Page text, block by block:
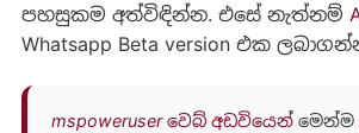
පහසුකම අත්විඳින්න. එස‍ේ නැත්නම්
Whatsapp Beta version එක
mspoweruser වෙබ් අඩවියෙන් මෙන්ම